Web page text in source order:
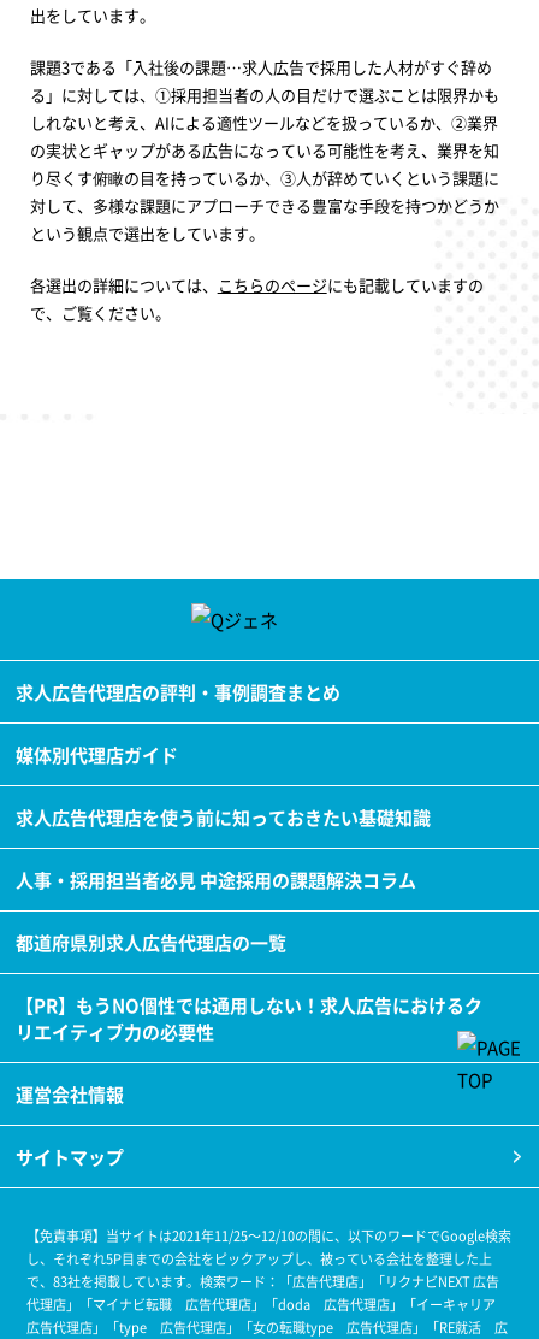
出をしています。
課題3である「入社後の課題…求人広告で採用した人材がすぐ辞め
る」に対しては、①採用担当者の人の目だけで選ぶことは限界かも
しれないと考え、AIによる適性ツールなどを扱っているか、②業界
の実状とギャップがある広告になっている可能性を考え、業界を知
り尽くす俯瞰の目を持っているか、③人が辞めていくという課題に
対して、多様な課題にアプローチできる豊富な手段を持つかどうか
という観点で選出をしています。
各選出の詳細については、 こちらのページにも記載していますの
で、ご覧ください。
求人広告代理店の評判・事例調査まとめ
媒体別代理店ガイド
求人広告代理店を使う前に知っておきたい基礎知識
人事・採用担当者必見 中途採用の課題解決コラム
都道府県別求人広告代理店の一覧
【PR】もうNO個性では通用しない！求人広告におけるク
リエイティブ力の必要性
運営会社情報
サイトマップ
【免責事項】当サイトは2021年11/25～12/10の間に、以下のワードでGoogle検索
し、それぞれ5P目までの会社をピックアップし、被っている会社を整理した上
で、83社を掲載しています。検索ワード：「広告代理店」「リクナビNEXT 広告
代理店」「マイナビ転職 広告代理店」「doda 広告代理店」「イーキャリア
広告代理店」「type 広告代理店」「女の転職type 広告代理店」「RE就活 広